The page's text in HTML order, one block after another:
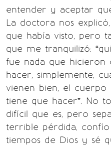
entender y aceptar
La doctora nos
que había visto, pero
que me tranquilizó:
fue nada que
hacer, simplemente,
vienen bien, el
tiene que hacer”. No
difícil que es, pero
terrible pérdida,
tiempos de Dios y sé